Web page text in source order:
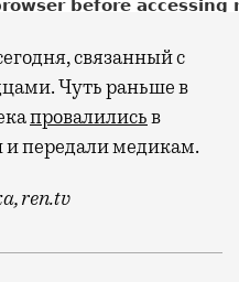
связанный с
Чуть раньше в
провалилисьв
передали медикам.
ren.tv
пятерых, трое из